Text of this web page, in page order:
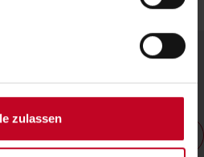
zulassen
auch gefallen